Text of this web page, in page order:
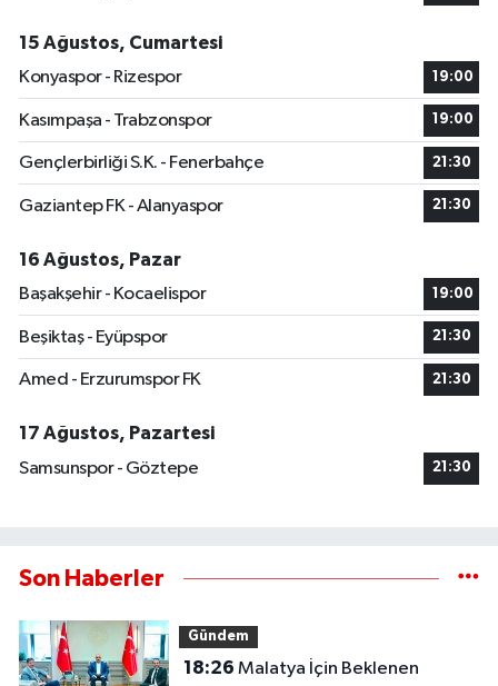
15 Ağustos, Cumartesi
Konyaspor - Rizespor
19:00
Kasımpaşa - Trabzonspor 19:00
Gençlerbirliği S.K. - Fenerbahçe 21:30
Gaziantep FK - Alanyaspor 21:30
16 Ağustos, Pazar
Başakşehir - Kocaelispor
19:00
Beşiktaş - Eyüpspor 21:30
Amed - Erzurumspor FK 21:30
17 Ağustos, Pazartesi
Samsunspor - Göztepe
21:30
Son Haberler
Gündem
18:26